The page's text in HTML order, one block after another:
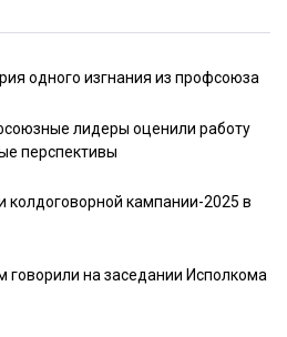
одного изгнания из профсоюза
лидеры оценили работу
перспективы
колдоговорной кампании-2025 в
говорили на заседании Исполкома